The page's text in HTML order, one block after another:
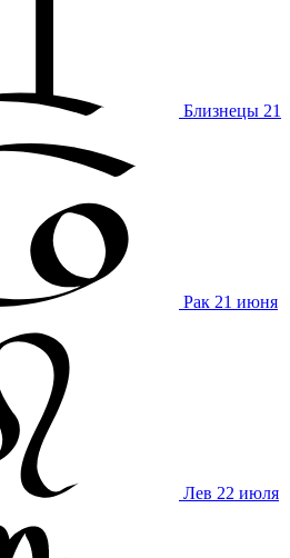
Близнецы 21
Рак 21 июня
Лев 22 июля